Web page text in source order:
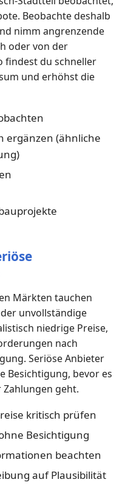
Beobachte deshalb
nimm angrenzende
oder von der
findest du schneller
und erhöhst die
ergänzen (ähnliche
Märkten tauchen
unvollständige
niedrige Preise,
nach
Seriöse Anbieter
Besichtigung, bevor es
geht.
kritisch prüfen
Besichtigung
beachten
auf Plausibilität